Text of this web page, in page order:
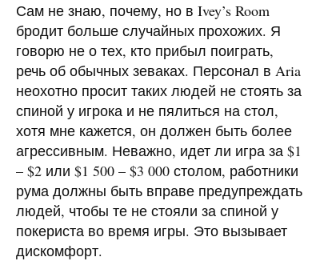
Сам не знаю, почему, но в Ivey’s Room
бродит больше случайных прохожих. Я
говорю не о тех, кто прибыл поиграть,
речь об обычных зеваках. Персонал в Aria
неохотно просит таких людей не стоять за
спиной у игрока и не пялиться на стол,
хотя мне кажется, он должен быть более
агрессивным. Неважно, идет ли игра за $1
– $2 или $1 500 – $3 000 столом, работники
рума должны быть вправе предупреждать
людей, чтобы те не стояли за спиной у
покериста во время игры. Это вызывает
дискомфорт.